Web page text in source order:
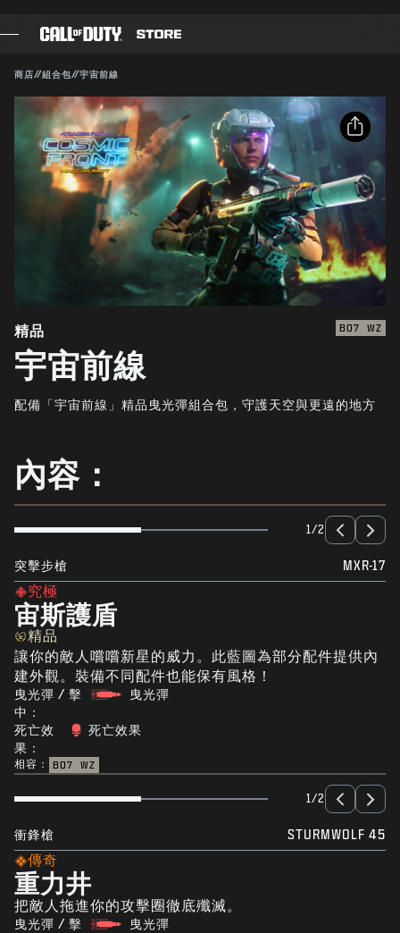
戰爭通行證
黑影部隊
《決勝時刻》商店
遊戲
最新消息
電競
商店//組合包//宇宙前線
相容：
取消
Activision得隨時更新、替換或移除此遊戲內容。
分享
電子郵件
Facebook
X
複製連結
精品 BO7 WZ
宇宙前線
配備「宇宙前線」精品曳光彈組合包，守護天空與更遠的地方
內容：
1/2
突擊步槍 MXR-17
究極
宙斯護盾
精品
讓你的敵人嚐嚐新星的威力。此藍圖為部分配件提供內
建外觀。裝備不同配件也能保有風格！
曳光彈 / 擊
中：
曳光彈
死亡效
果：
死亡效果
相容： BO7 WZ
1/2
衝鋒槍 STURMWOLF 45
傳奇
重力井
把敵人拖進你的攻擊圈徹底殲滅。
曳光彈 / 擊
曳光彈